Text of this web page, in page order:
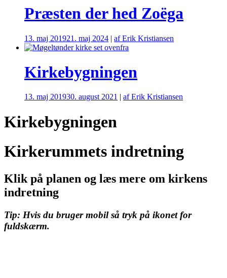
Præsten der hed Zoëga
13. maj 201921. maj 2024 | af Erik Kristiansen
Kirkebygningen
13. maj 201930. august 2021 | af Erik Kristiansen
Kirkebygningen
Kirkerummets indretning
Klik på planen og læs mere om kirkens
indretning
Tip: Hvis du bruger mobil så tryk på ikonet for
fuldskærm.